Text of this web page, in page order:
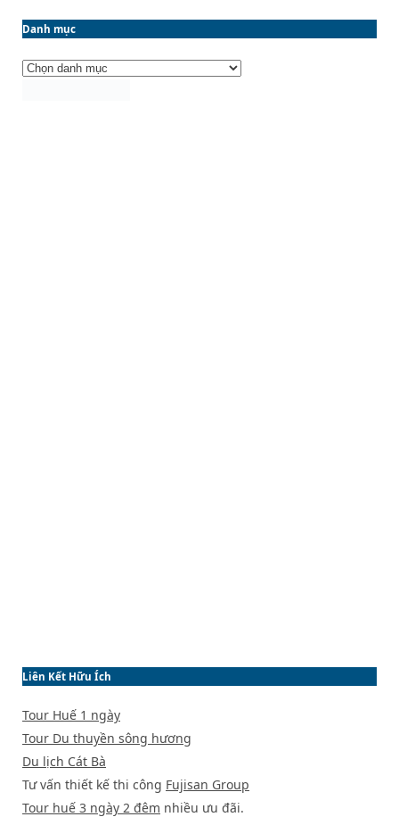
Danh mục
Danh
Liên Kết Hữu Ích
Tour Huế 1 ngày
Tour Du thuyền sông hương
Du lịch Cát Bà
Tư vấn thiết kế thi công Fujisan Group
Tour huế 3 ngày 2 đêm nhiều ưu đãi.